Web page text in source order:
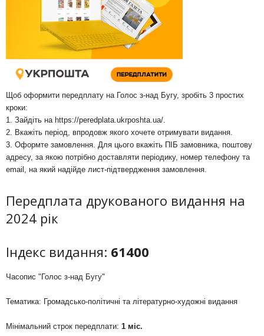
Щоб оформити передплату на Голос з-над Бугу, зробіть 3 простих
кроки:
1. Зайдіть на https://peredplata.ukrposhta.ua/
2. Вкажіть період, впродовж якого хочете отримувати видання.
3. Оформте замовлення. Для цього вкажіть ПІБ замовника, поштову
адресу, за якою потрібно доставляти періодику, номер телефону та
email, на який надійде лист-підтвердження замовлення.
Передплата друкованого видання на
2024 рік
Індекс видання: 61400
Часопис "Голос з-над Бугу"
Тематика: Громадсько-політичні та літературно-художні видання
Мінімальний строк передплати: 1 міс.